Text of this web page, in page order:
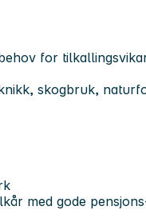
for
skogbruk,
med gode